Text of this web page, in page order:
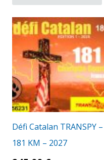
Défi Catalan TRANSPY –
181 KM – 2027